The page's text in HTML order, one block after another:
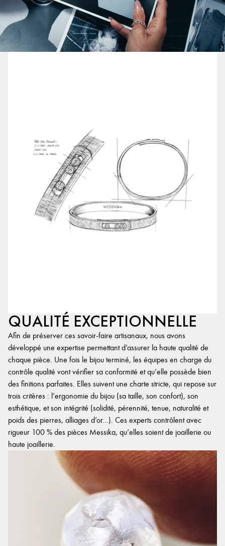
QUALITÉ EXCEPTIONNELLE
Afin de préserver ces savoir-faire artisanaux, nous avons
développé une expertise permettant d’assurer la haute qualité de
chaque pièce. Une fois le bijou terminé, les équipes en charge du
contrôle qualité vont vérifier sa conformité et qu’elle possède bien
des finitions parfaites. Elles suivent une charte stricte, qui repose sur
trois critères : l’ergonomie du bijou (sa taille, son confort), son
esthétique, et son intégrité (solidité, pérennité, tenue, naturalité et
poids des pierres, alliages d’or…). Ces experts contrôlent avec
rigueur 100 % des pièces Messika, qu’elles soient de joaillerie ou
haute joaillerie.